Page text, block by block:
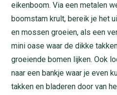
eikenboom. Via een metalen
boomstam krult, bereik je het
en mossen groeien, als een
mini oase waar de dikke
groeiende bomen lijken. Ook
naar een bankje waar je even
takken en bladeren door van